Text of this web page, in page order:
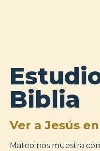
Biblia
Ver a Jesús
Mateo nos muestra